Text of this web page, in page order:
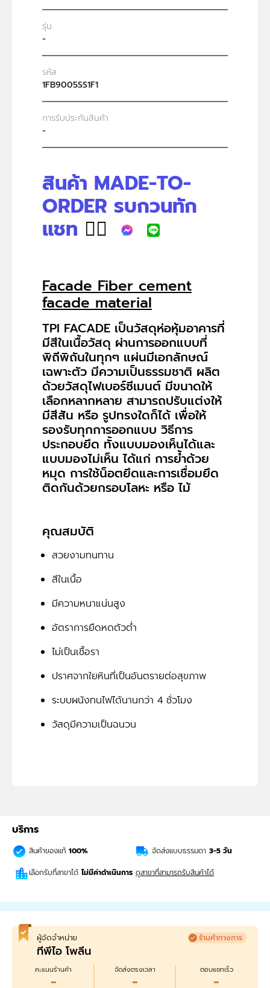
รุ่น
-
รหัส
1FB9005SS1F1
การรับประกันสินค้า
-
สินค้า MADE-TO-
ORDER รบกวนทัก
แชท 👉🏻
Facade Fiber cement
facade material
TPI FACADE เป็นวัสดุห่อหุ้มอาคารที่
มีสีในเนื้อวัสดุ ผ่านการออกแบบที่
พิถีพิถันในทุกๆ แผ่นมีเอกลักษณ์
เฉพาะตัว มีความเป็นธรรมชาติ ผลิต
ด้วยวัสดุไฟเบอร์ซีเมนต์ มีขนาดให้
เลือกหลากหลาย สามารถปรับแต่งให้
มีสีสัน หรือ รูปทรงใดก็ได้ เพื่อให้
รองรับทุกการออกแบบ วิธีการ
ประกอบยึด ทั้งแบบมองเห็นได้และ
แบบมองไม่เห็น ได้แก่ การย้ำด้วย
หมุด การใช้น็อตยึดและการเชื่อมยึด
ติดกันด้วยกรอบโลหะ หรือ ไม้
คุณสมบัติ
สวยงามทนทาน
สีในเนื้อ
มีความหนาแน่นสูง
อัตราการยืดหดตัวต่ำ
ไม่เป็นเชื้อรา
ปราศจากใยหินที่เป็นอันตรายต่อสุขภาพ
ระบบผนังทนไฟได้นานกว่า 4 ชั่วโมง
วัสดุมีความเป็นฉนวน
บริการ
สินค้าของแท้ 100% จัดส่งแบบธรรมดา 3-5 วัน
เลือกรับที่สาขาได้ ไม่มีค่าดำเนินการ ดูสาขาที่สามารถรับสินค้าได้
ผู้จัดจำหน่าย ร้านค้าทางการ
ทีพีไอ โพลีน
คะแนนร้านค้า
-
จัดส่งตรงเวลา
-
ตอบแชทเร็ว
-